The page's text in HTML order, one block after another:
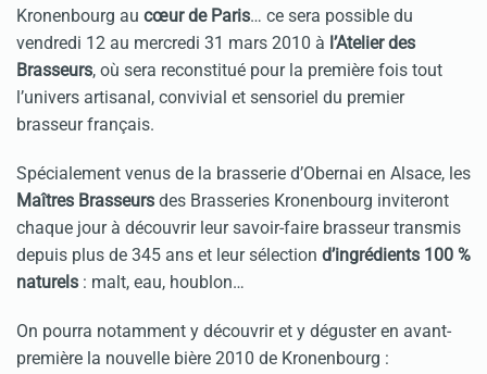
Kronenbourg au cœur de Paris… ce sera possible du
vendredi 12 au mercredi 31 mars 2010 à l’Atelier des
Brasseurs, où sera reconstitué pour la première fois tout
l’univers artisanal, convivial et sensoriel du premier
brasseur français.
Spécialement venus de la brasserie d’Obernai en Alsace, les
Maîtres Brasseurs des Brasseries Kronenbourg inviteront
chaque jour à découvrir leur savoir-faire brasseur transmis
depuis plus de 345 ans et leur sélection d’ingrédients 100 %
naturels : malt, eau, houblon…
On pourra notamment y découvrir et y déguster en avant-
première la nouvelle bière 2010 de Kronenbourg :